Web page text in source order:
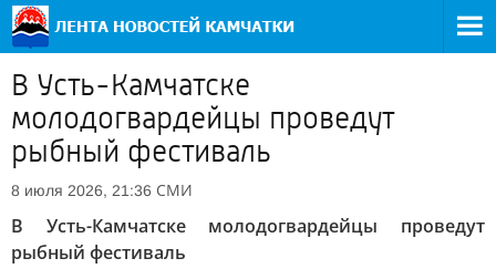
В Усть-Камчатске
молодогвардейцы проведут
рыбный фестиваль
8 июля 2026, 21:36 СМИ
В Усть-Камчатске молодогвардейцы проведут
рыбный фестиваль